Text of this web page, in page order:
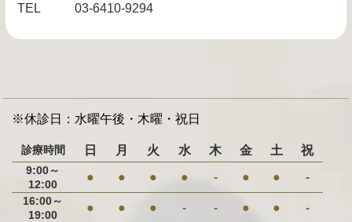
TEL
03-6410-9294
※休診日：水曜午後・木曜・祝日
診療時間 日 月 火 水 木 金 土 祝
9:00～
12:00
● ● ● ● - ● ● -
16:00～
19:00
● ● ● - - ● ● -